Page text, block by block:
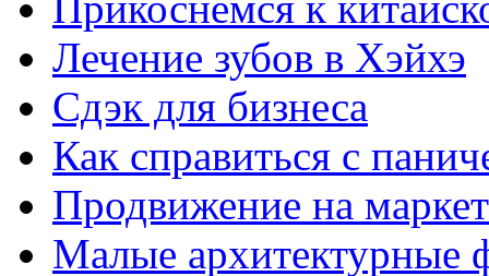
Лечение зубов в Хэйхэ
Сдэк для бизнеса
Как справиться с
Продвижение на
Малые архитектурные